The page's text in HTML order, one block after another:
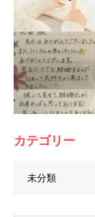
カテゴリー
未分類